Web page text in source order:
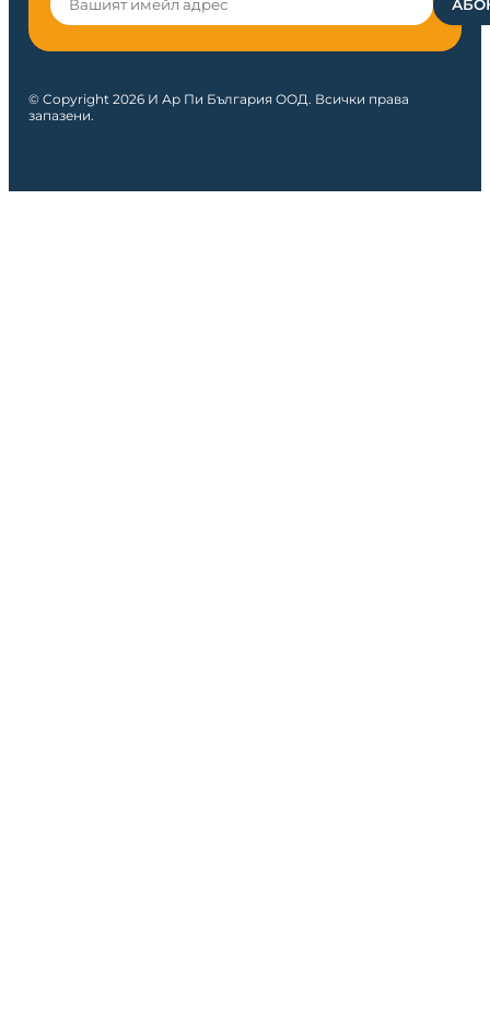
© Copyright 2026 И Ар Пи България ООД. Всички права
запазени.